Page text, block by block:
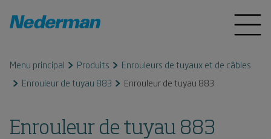
Menu principal Produits
Enrouleurs de tuyaux et de câbles
Enrouleur de tuyau 883
Enrouleur de tuyau 883
Enrouleur de tuyau 883